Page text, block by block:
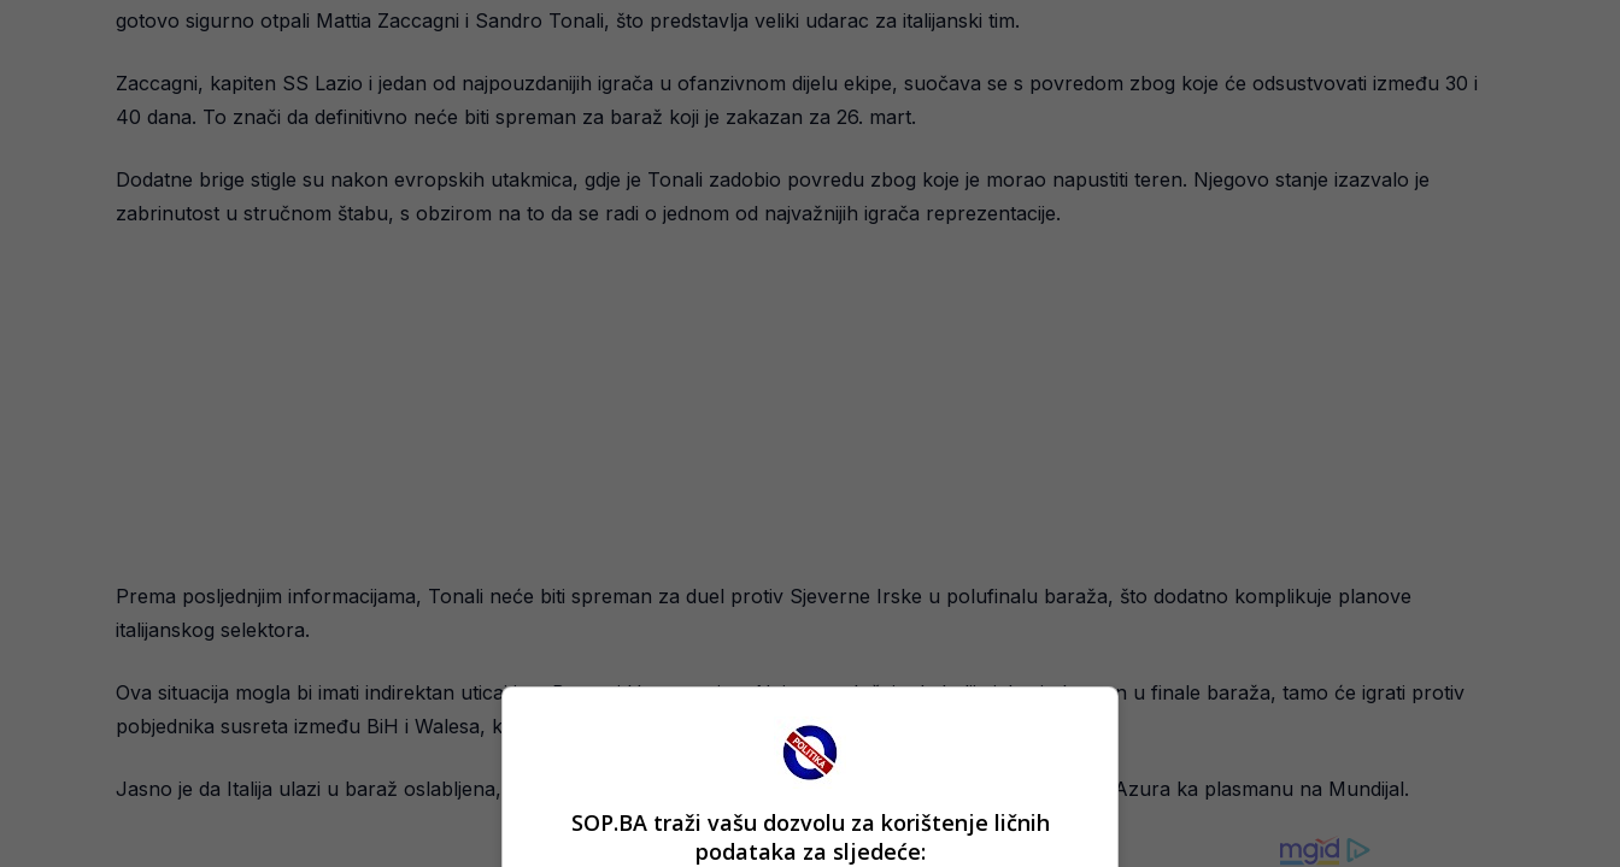
gotovo sigurno otpali Mattia Zaccagni i Sandro Tonali, što predstavlja veliki udarac za italijanski tim.
Zaccagni, kapiten SS Lazio i jedan od najpouzdanijih igrača u ofanzivnom dijelu ekipe, suočava se s povredom zbog koje će odsustvovati između 30 i
40 dana. To znači da definitivno neće biti spreman za baraž koji je zakazan za 26. mart.
Dodatne brige stigle su nakon evropskih utakmica, gdje je Tonali zadobio povredu zbog koje je morao napustiti teren. Njegovo stanje izazvalo je
zabrinutost u stručnom štabu, s obzirom na to da se radi o jednom od najvažnijih igrača reprezentacije.
Prema posljednjim informacijama, Tonali neće biti spreman za duel protiv Sjeverne Irske u polufinalu baraža, što dodatno komplikuje planove
italijanskog selektora.
Ova situacija mogla bi imati indirektan uticaj i na Bosnu i Hercegovinu. Naime, u slučaju da Italija izbori plasman u finale baraža, tamo će igrati protiv
pobjednika susreta između BiH i Walesa, koji se igra u Kardifu.
Jasno je da Italija ulazi u baraž oslabljena, što bi moglo otvoriti prostor rivalima i dodatno zakomplikovati put Azura ka plasmanu na Mundijal.
SOP.BA traži vašu dozvolu za korištenje ličnih
podataka za sljedeće: